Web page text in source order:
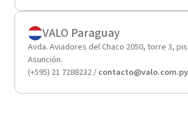
VALO Paraguay
Avda. Aviadores del Chaco 2050, torre 3,
Asunción.
(+595) 21 7288232 /contacto@valo.com.py